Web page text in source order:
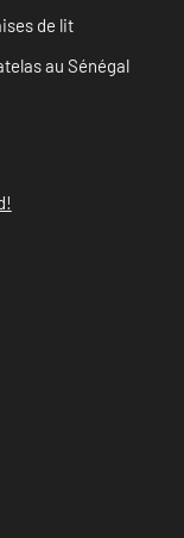
de lit
au Sénégal